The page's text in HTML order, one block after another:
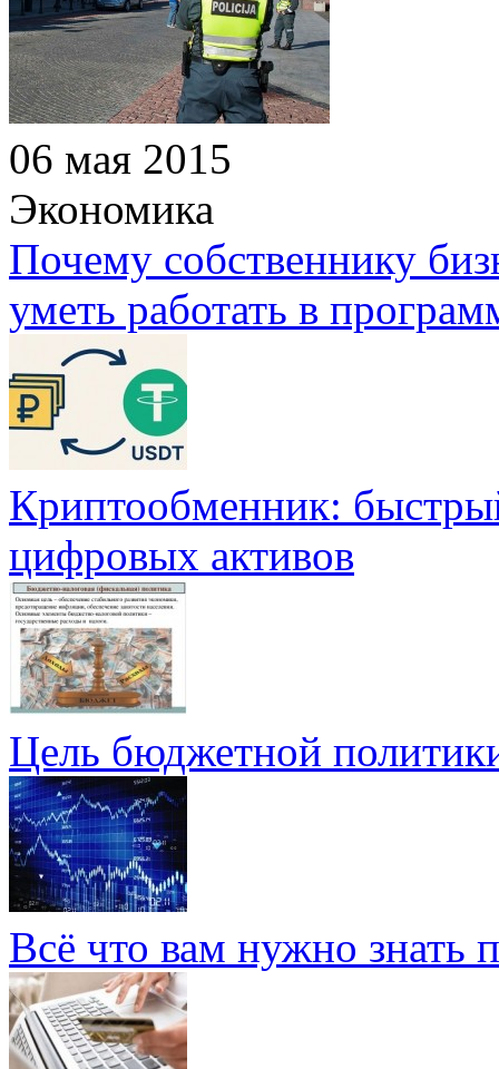
06 мая 2015
Экономика
Почему собственнику
уметь работать в
Криптообменник:
цифровых активов
Цель бюджетной
Всё что вам нужно знать